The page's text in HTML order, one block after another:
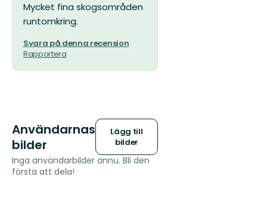
Mycket fina skogsområden
runtomkring.
Svara på denna recension
Rapportera
Användarnas
bilder
Lägg till
bilder
Inga användarbilder ännu. Bli den
första att dela!